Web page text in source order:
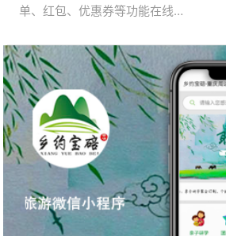
单、红包、优惠券等功能在线…